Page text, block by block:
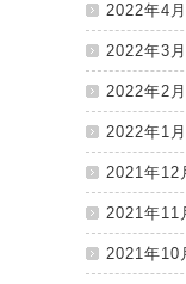
2022年4月
2022年3月
2022年2月
2022年1月
2021年12
2021年11
2021年10